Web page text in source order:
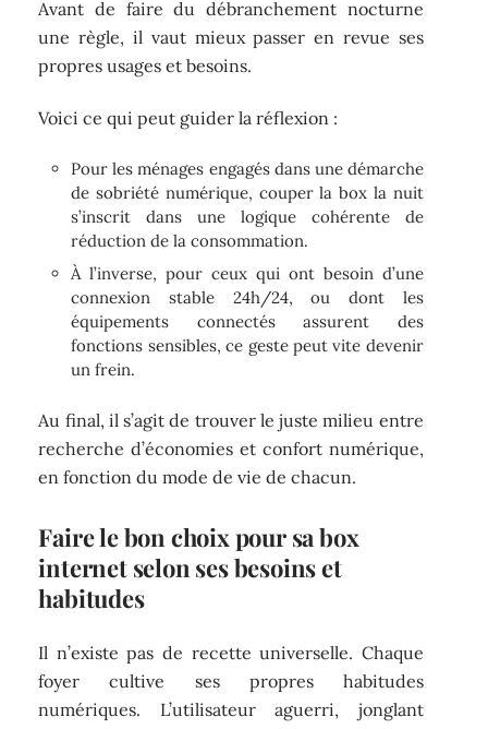
Avant de faire du débranchement nocturne
une règle, il vaut mieux passer en revue ses
propres usages et besoins.
Voici ce qui peut guider la réflexion :
Pour les ménages engagés dans une démarche
de sobriété numérique, couper la box la nuit
s’inscrit dans une logique cohérente de
réduction de la consommation.
À l’inverse, pour ceux qui ont besoin d’une
connexion stable 24h/24, ou dont les
équipements connectés assurent des
fonctions sensibles, ce geste peut vite devenir
un frein.
Au final, il s’agit de trouver le juste milieu entre
recherche d’économies et confort numérique,
en fonction du mode de vie de chacun.
Faire le bon choix pour sa box
internet selon ses besoins et
habitudes
Il n’existe pas de recette universelle. Chaque
foyer cultive ses propres habitudes
numériques. L’utilisateur aguerri, jonglant